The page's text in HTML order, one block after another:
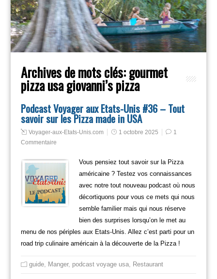
Archives de mots clés:gourmet
pizza usa giovanni’s pizza
Podcast Voyager aux Etats-Unis #36 – Tout
savoir sur les Pizza made in USA
Voyager-aux-Etats-Unis.com 1 octobre 2025
1
Commentaire
Vous pensiez tout savoir sur la Pizza
américaine ? Testez vos connaissances
avec notre tout nouveau podcast où nous
décortiquons pour vous ce mets qui nous
semble familier mais qui nous réserve
bien des surprises lorsqu’on le met au
menu de nos périples aux Etats-Unis. Allez c’est parti pour un
road trip culinaire américain à la découverte de la Pizza !
guide, Manger, podcast voyage usa, Restaurant